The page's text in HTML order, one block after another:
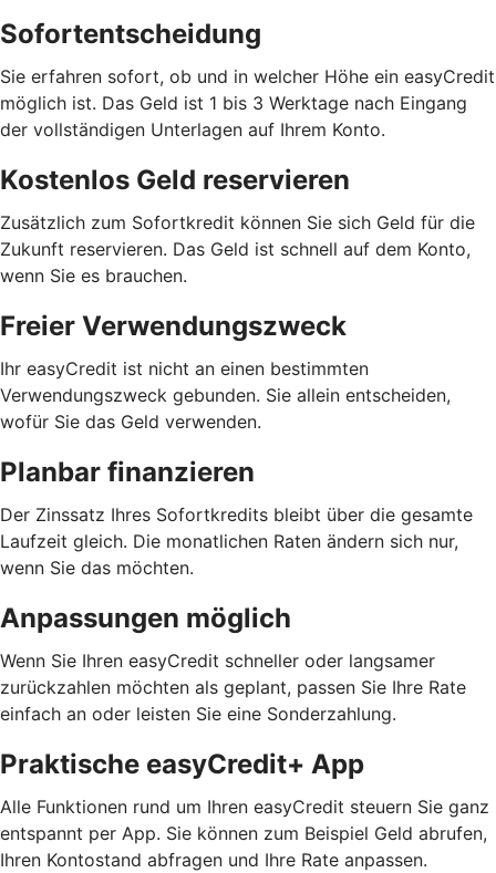
Sofortentscheidung
Sie erfahren sofort, ob und in welcher Höhe ein easyCredit
möglich ist. Das Geld ist 1 bis 3 Werktage nach Eingang
der vollständigen Unterlagen auf Ihrem Konto.
Kostenlos Geld reservieren
Zusätzlich zum Sofortkredit können Sie sich Geld für die
Zukunft reservieren. Das Geld ist schnell auf dem Konto,
wenn Sie es brauchen.
Freier Verwendungszweck
Ihr easyCredit ist nicht an einen bestimmten
Verwendungszweck gebunden. Sie allein entscheiden,
wofür Sie das Geld verwenden.
Planbar finanzieren
Der Zinssatz Ihres Sofortkredits bleibt über die gesamte
Laufzeit gleich. Die monatlichen Raten ändern sich nur,
wenn Sie das möchten.
Anpassungen möglich
Wenn Sie Ihren easyCredit schneller oder langsamer
zurückzahlen möchten als geplant, passen Sie Ihre Rate
einfach an oder leisten Sie eine Sonderzahlung.
Praktische easyCredit+ App
Alle Funktionen rund um Ihren easyCredit steuern Sie ganz
entspannt per App. Sie können zum Beispiel Geld abrufen,
Ihren Kontostand abfragen und Ihre Rate anpassen.